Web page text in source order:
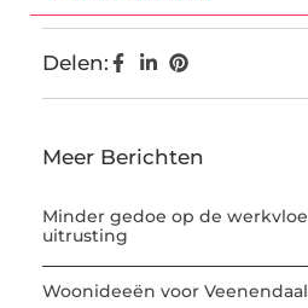
Delen:
Meer Berichten
Minder gedoe op de
uitrusting
Woonideeën voor